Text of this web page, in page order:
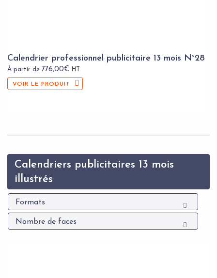
Calendrier professionnel publicitaire 13 mois N°28
À partir de 776,00€ HT
VOIR LE PRODUIT
Calendriers publicitaires 13 mois
illustrés
Formats
Nombre de faces